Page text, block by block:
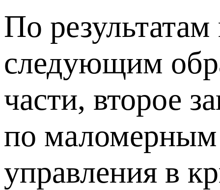
По
следующим
части, второе
по маломерным
управления в